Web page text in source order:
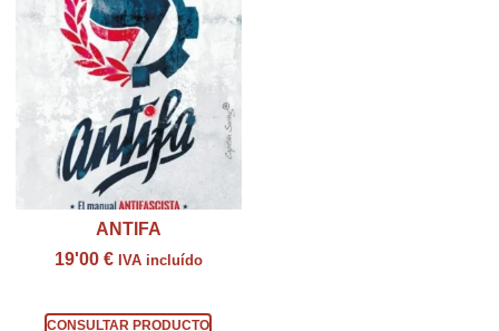
ANTIFA
19'00 € IVA incluído
CONSULTAR PRODUCTO